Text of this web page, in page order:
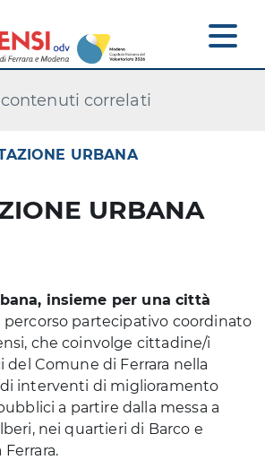
contenuti correlati
URBANA
URBANA
insieme per una città
percorso partecipativo coordinato
che coinvolge cittadine/i
Comune di Ferrara nella
interventi di miglioramento
a partire dalla messa a
nei quartieri di Barco e